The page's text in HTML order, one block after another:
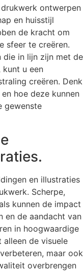
ontwerpen
en huisstijl
de kracht om
sfeer te creëren.
die in lijn zijn met de
u een
creëren. Denk
hoe deze kunnen
gewenste
en illustraties
Scherpe,
kunnen de impact
en de aandacht van
in hoogwaardige
de visuele
maar ook
overbrengen